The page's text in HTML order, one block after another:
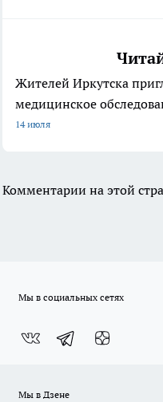
Жителей Иркутска
медицинское
14 июля
Комментарии на этой
Мы в социальных сетях
Мы в Дзене